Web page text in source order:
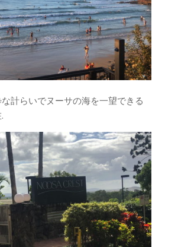
計らいでヌーサの海を一望できる